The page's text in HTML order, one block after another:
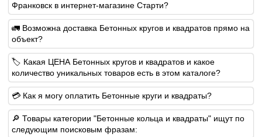
Франковск в интернет-магазине Старти?
🚛 Возможна доставка Бетонных кругов и квадратов прямо на
объект?
🏷 Какая ЦЕНА Бетонных кругов и квадратов и какое
количество уникальных товаров есть в этом каталоге?
💳 Как я могу оплатить Бетонные круги и квадраты?
🔎 Товары категории "Бетонные кольца и квадраты" ищут по
следующим поисковым фразам: